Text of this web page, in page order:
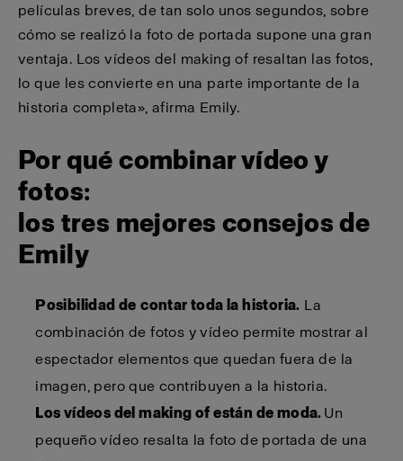
películas breves, de tan solo unos segundos, sobre
cómo se realizó la foto de portada supone una gran
ventaja. Los vídeos del making of resaltan las fotos,
lo que les convierte en una parte importante de la
historia completa», afirma Emily.
Por qué combinar vídeo y
fotos:
los tres mejores consejos de
Emily
Posibilidad de contar toda la historia. La
combinación de fotos y vídeo permite mostrar al
espectador elementos que quedan fuera de la
imagen, pero que contribuyen a la historia.
Los vídeos del making of están de moda. Un
pequeño vídeo resalta la foto de portada de una